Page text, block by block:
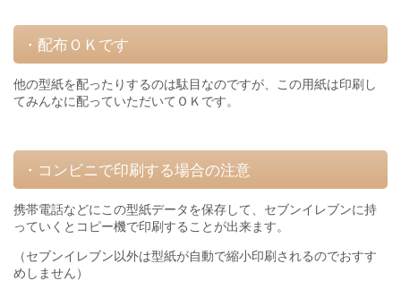
・配布ＯＫです
他の型紙を配ったりするのは駄目なのですが、この用紙は印刷し
てみんなに配っていただいてＯＫです。
・コンビニで印刷する場合の注意
携帯電話などにこの型紙データを保存して、セブンイレブンに持
っていくとコピー機で印刷することが出来ます。
（セブンイレブン以外は型紙が自動で縮小印刷されるのでおすす
めしません）